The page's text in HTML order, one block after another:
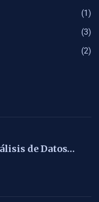
(1)
(3)
(2)
de Datos…